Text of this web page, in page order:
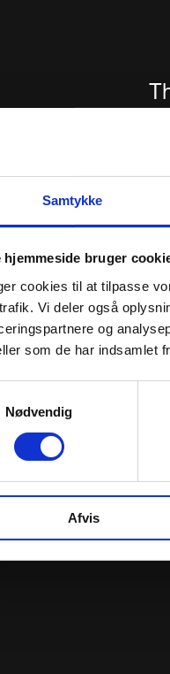
Samtykke
hjemmeside bruger
cookies til at tilpasse
Vi deler også
og
som de har indsamlet
Nødvendig
Afvis